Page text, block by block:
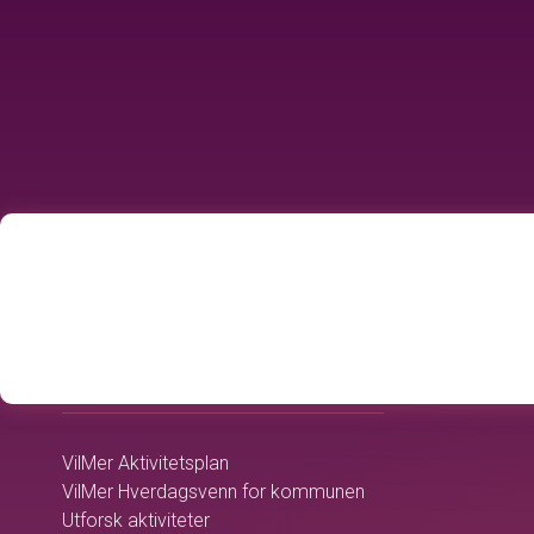
VilMer Aktivitetsplan
VilMer Hverdagsvenn for kommunen
Utforsk aktiviteter